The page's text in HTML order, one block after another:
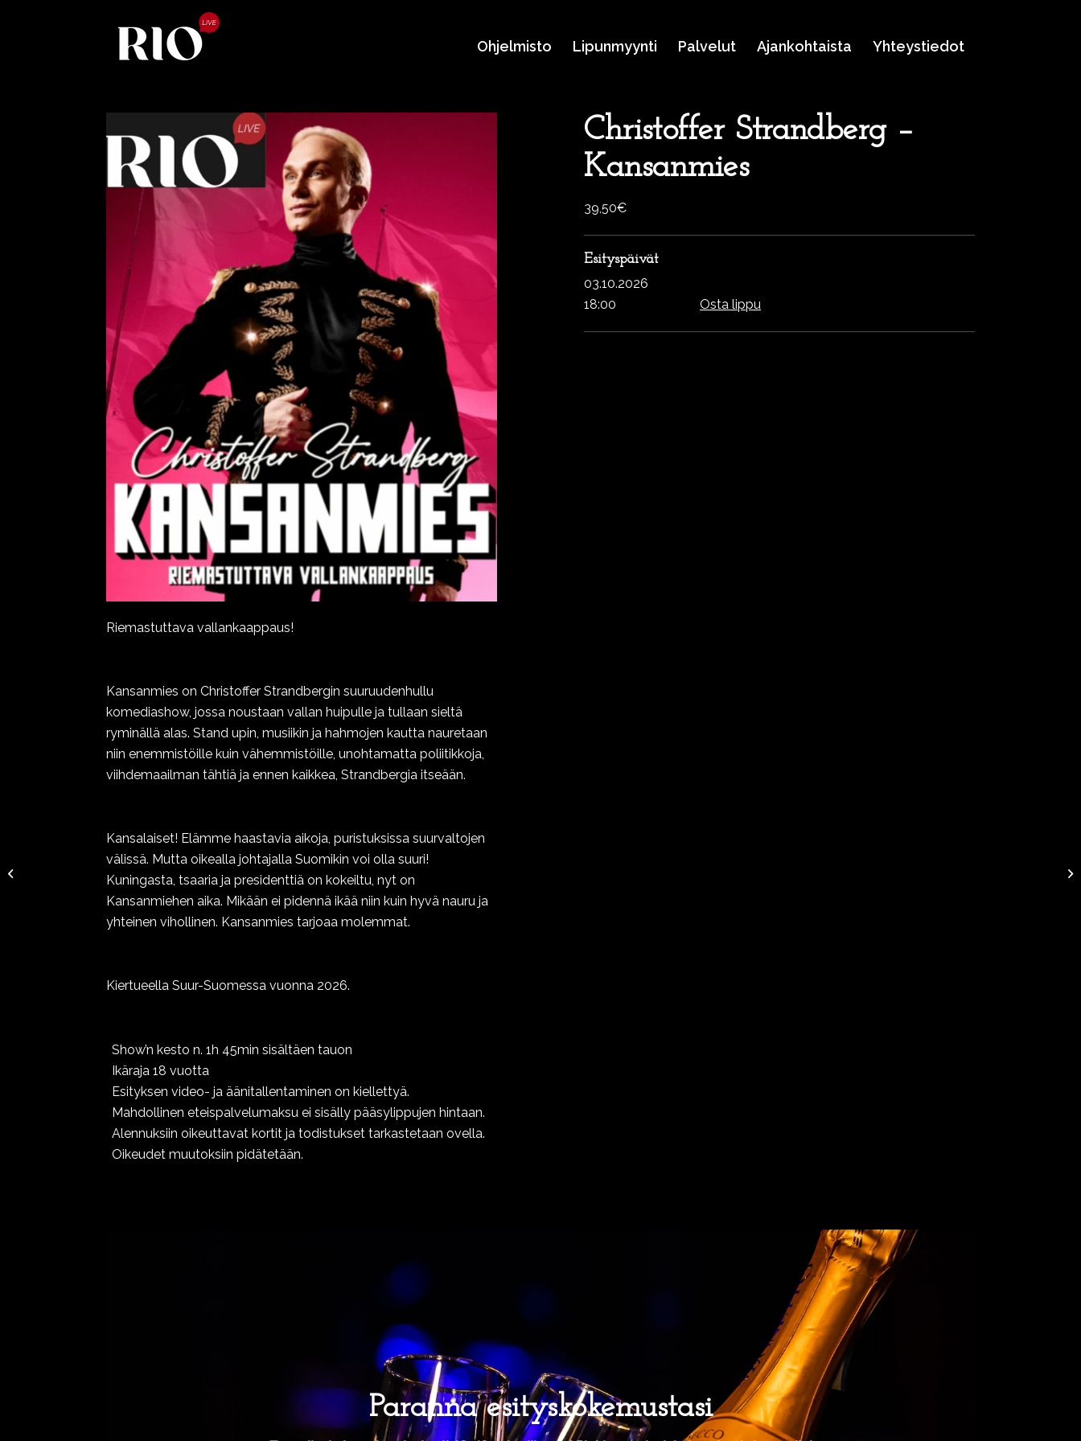
Ohjelmisto Lipunmyynti Palvelut Ajankohtaista Yhteystiedot
Riemastuttava vallankaappaus!
Kansanmies on Christoffer Strandbergin suuruudenhullu
komediashow, jossa noustaan vallan huipulle ja tullaan sieltä
ryminällä alas. Stand upin, musiikin ja hahmojen kautta nauretaan
niin enemmistöille kuin vähemmistöille, unohtamatta poliitikkoja,
viihdemaailman tähtiä ja ennen kaikkea, Strandbergia itseään.
Kansalaiset! Elämme haastavia aikoja, puristuksissa suurvaltojen
välissä. Mutta oikealla johtajalla Suomikin voi olla suuri!
Kuningasta, tsaaria ja presidenttiä on kokeiltu, nyt on
Kansanmiehen aika. Mikään ei pidennä ikää niin kuin hyvä nauru ja
yhteinen vihollinen. Kansanmies tarjoaa molemmat.
Kiertueella Suur-Suomessa vuonna 2026.
Show’n kesto n. 1h 45min sisältäen tauon
Ikäraja 18 vuotta
Esityksen video- ja äänitallentaminen on kiellettyä.
Mahdollinen eteispalvelumaksu ei sisälly pääsylippujen hintaan.
Alennuksiin oikeuttavat kortit ja todistukset tarkastetaan ovella.
Oikeudet muutoksiin pidätetään.
Christoffer Strandberg –
Kansanmies
39,50€
Esityspäivät
03.10.2026
18:00
Osta lippu
Paranna esityskokemustasi